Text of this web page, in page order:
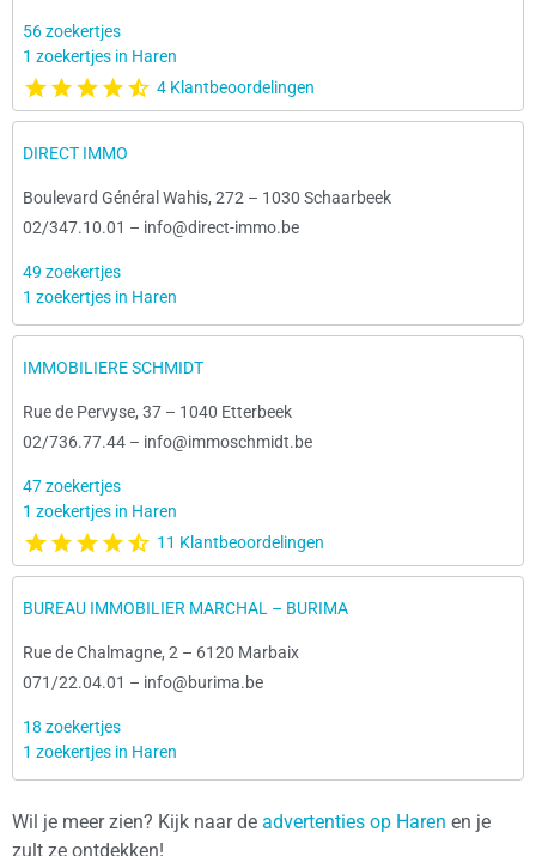
56 zoekertjes
1 zoekertjes in Haren
4 Klantbeoordelingen
DIRECT IMMO
Boulevard Général Wahis, 272 – 1030 Schaarbeek
02/347.10.01 – info@direct-immo.be
49 zoekertjes
1 zoekertjes in Haren
IMMOBILIERE SCHMIDT
Rue de Pervyse, 37 – 1040 Etterbeek
02/736.77.44 – info@immoschmidt.be
47 zoekertjes
1 zoekertjes in Haren
11 Klantbeoordelingen
BUREAU IMMOBILIER MARCHAL – BURIMA
Rue de Chalmagne, 2 – 6120 Marbaix
071/22.04.01 – info@burima.be
18 zoekertjes
1 zoekertjes in Haren
Wil je meer zien? Kijk naar de advertenties op Haren en je
zult ze ontdekken!